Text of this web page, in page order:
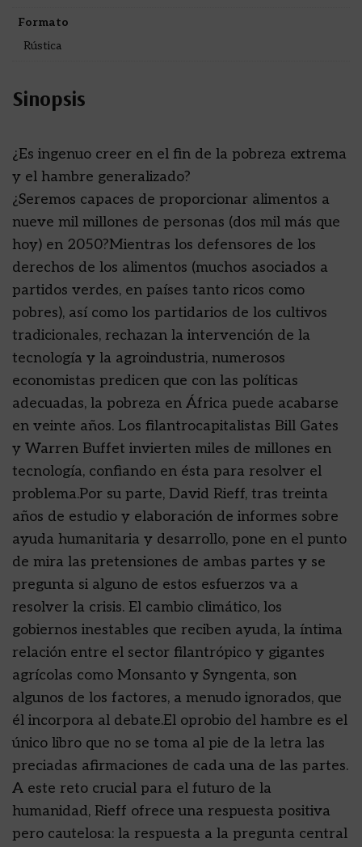
Formato
Rústica
Sinopsis
¿Es ingenuo creer en el fin de la pobreza extrema
y el hambre generalizado?
¿Seremos capaces de proporcionar alimentos a
nueve mil millones de personas (dos mil más que
hoy) en 2050?Mientras los defensores de los
derechos de los alimentos (muchos asociados a
partidos verdes, en países tanto ricos como
pobres), así como los partidarios de los cultivos
tradicionales, rechazan la intervención de la
tecnología y la agroindustria, numerosos
economistas predicen que con las políticas
adecuadas, la pobreza en África puede acabarse
en veinte años. Los filantrocapitalistas Bill Gates
y Warren Buffet invierten miles de millones en
tecnología, confiando en ésta para resolver el
problema.Por su parte, David Rieff, tras treinta
años de estudio y elaboración de informes sobre
ayuda humanitaria y desarrollo, pone en el punto
de mira las pretensiones de ambas partes y se
pregunta si alguno de estos esfuerzos va a
resolver la crisis. El cambio climático, los
gobiernos inestables que reciben ayuda, la íntima
relación entre el sector filantrópico y gigantes
agrícolas como Monsanto y Syngenta, son
algunos de los factores, a menudo ignorados, que
él incorpora al debate.El oprobio del hambre es el
único libro que no se toma al pie de la letra las
preciadas afirmaciones de cada una de las partes.
A este reto crucial para el futuro de la
humanidad, Rieff ofrece una respuesta positiva
pero cautelosa: la respuesta a la pregunta central